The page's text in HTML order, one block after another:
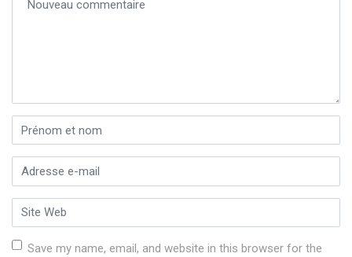
Prénom et nom
Adresse e-mail *
Site Web
Save my name, email, and website in this browser for the